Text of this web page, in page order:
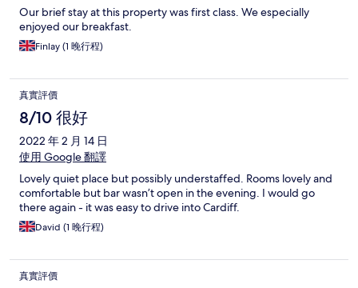
Our brief stay at this property was first class. We especially
enjoyed our breakfast.
Finlay (1 晚行程)
真實評價
8/10 很好
2022 年 2 月 14 日
使用 Google 翻譯
Lovely quiet place but possibly understaffed. Rooms lovely and
comfortable but bar wasn’t open in the evening. I would go
there again - it was easy to drive into Cardiff.
David (1 晚行程)
真實評價